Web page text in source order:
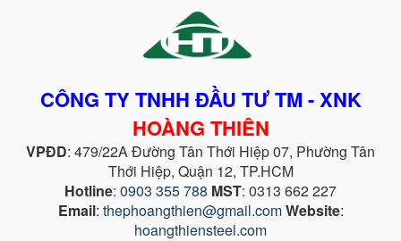
CÔNG TY TNHH ĐẦU TƯ TM - XNK
HOÀNG THIÊN
VPĐD: 479/22A Đường Tân Thới Hiệp 07, Phường Tân
Thới Hiệp, Quận 12, TP.HCM
Hotline: 0903 355 788 MST: 0313 662 227
Email: thephoangthien@gmail.comWebsite:
hoangthiensteel.com